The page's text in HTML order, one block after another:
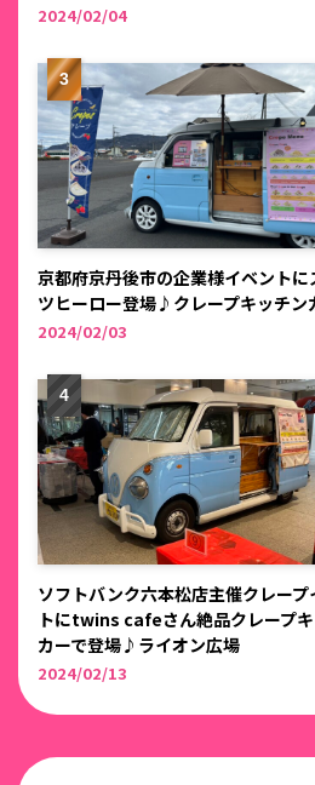
2024/02/04
京都府京丹後市の企業様イベントに
ツヒーロー登場♪クレープキッチン
2024/02/03
ソフトバンク六本松店主催クレープ
トにtwins cafeさん絶品クレープ
カーで登場♪ライオン広場
2024/02/13